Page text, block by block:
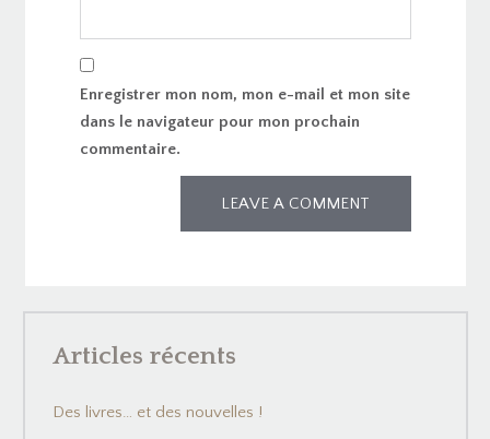
Enregistrer mon nom, mon e-mail et mon site
dans le navigateur pour mon prochain
commentaire.
Articles récents
Des livres… et des nouvelles !